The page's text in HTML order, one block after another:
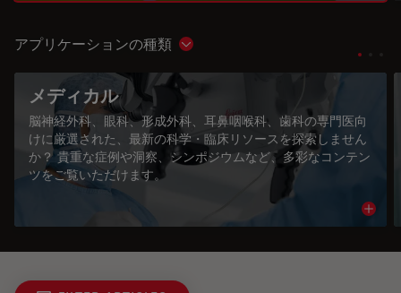
アプリケーションの種類 Show subnavigation
メディカル
脳神経外科、眼科、形成外科、耳鼻咽喉科、歯科の専門医向
けに厳選された、最新の科学・臨床リソースを探索しません
か？ 貴重な症例や洞察、シンポジウムなど、多彩なコンテン
ツをご覧いただけます。